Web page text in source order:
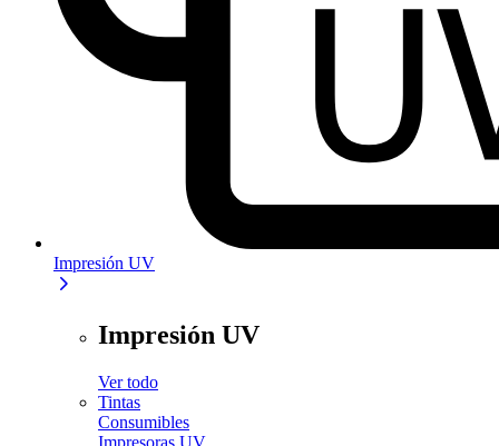
Impresión UV
Impresión UV
Ver todo
Tintas
Consumibles
Impresoras UV